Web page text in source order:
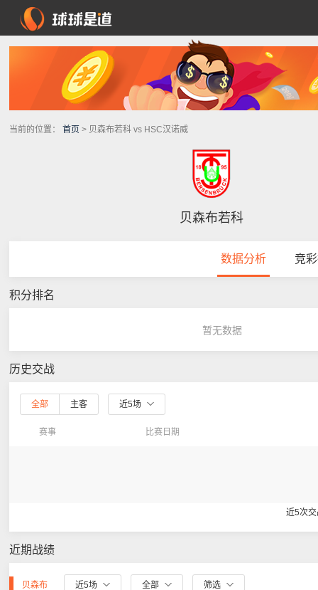
当前的位置： 首页 > 贝森布若科 vs HSC汉诺威
贝森布若科
数据分析 竞
积分排名
暂无数据
历史交战
全部 主客 近5场
赛事 比赛日期
近5次
近期战绩
贝森布 近5场 全部 筛选